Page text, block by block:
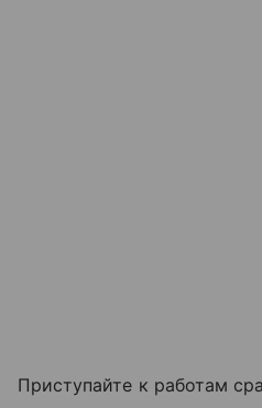
Приступайте к работам